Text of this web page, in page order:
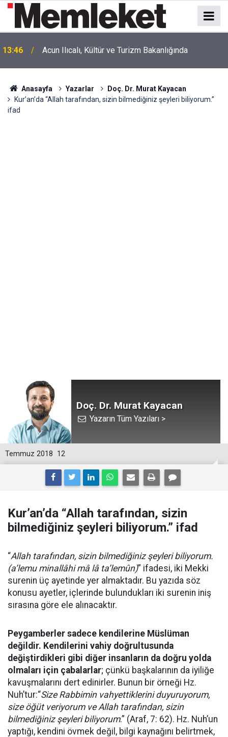
13:46 Acun Ilıcalı, Kültür ve Turizm Bakanlığında
Anasayfa Yazarlar
Doç. Dr. Murat Kayacan
Kur’an’da “Allah tarafından, sizin bilmediğiniz şeyleri biliyorum.”
ifad
Doç. Dr. Murat Kayacan
Yazarın Tüm Yazıları >
12
Temmuz 2018
Kur’an’da “Allah tarafından, sizin
bilmediğiniz şeyleri biliyorum.” ifad
“Allah tarafından, sizin bilmediğiniz şeyleri biliyorum.
(a’lemu minallâhi mâ lâ ta’lemûn)” ifadesi, iki Mekki
surenin üç ayetinde yer almaktadır. Bu yazıda söz
konusu ayetler, içlerinde bulundukları iki surenin iniş
sırasına göre ele alınacaktır.
Peygamberler sadece kendilerine Müslüman
değildir. Kendilerini vahiy doğrultusunda
değiştirdikleri gibi diğer insanların da doğru yolda
olmaları için çabalarlar; çünkü başkalarının da iyiliğe
kavuşmalarını dert edinirler. Bunun bir örneği Hz.
Nuh’tur:“Size Rabbimin vahyettiklerini duyuruyorum,
size öğüt veriyorum ve Allah tarafından, sizin
bilmediğiniz şeyleri biliyorum.” (Araf, 7: 62). Hz. Nuh’un
yaptığı, kendini övmek değil, bilgi kaynağını belirtmek,